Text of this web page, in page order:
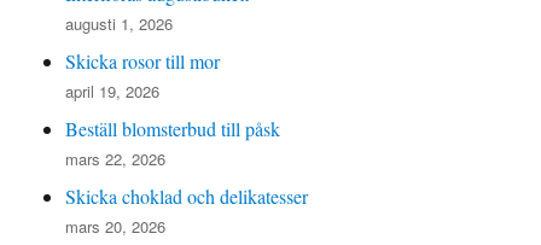
augusti 1, 2026
Skicka rosor till mor
april 19, 2026
Beställ blomsterbud till påsk
mars 22, 2026
Skicka choklad och delikatesser
mars 20, 2026